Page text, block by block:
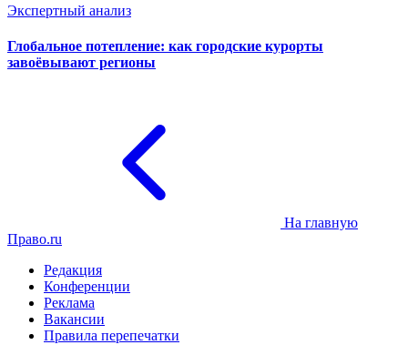
Экспертный анализ
Глобальное потепление: как городские курорты
завоёвывают регионы
На главную
Право.ru
Редакция
Конференции
Реклама
Вакансии
Правила перепечатки